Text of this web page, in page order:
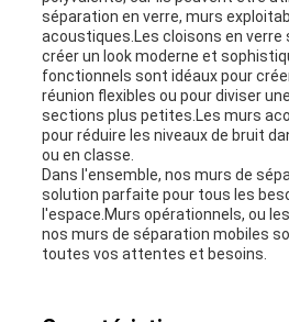
séparation en verre, murs
acoustiques.Les cloisons en
créer un look moderne et
fonctionnels sont idéaux pour
réunion flexibles ou pour diviser
sections plus petites.Les murs
pour réduire les niveaux de bruit
ou en classe.
Dans l'ensemble, nos murs de
solution parfaite pour tous les
l'espace.Murs opérationnels, ou
nos murs de séparation mobiles
toutes vos attentes et besoins.